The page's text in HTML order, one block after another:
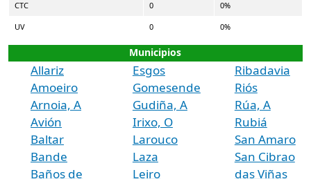
CTC 0 0%
UV 0 0%
Municipios
Allariz
Amoeiro
Arnoia, A
Avión
Baltar
Bande
Baños de
Esgos
Gomesende
Gudiña, A
Irixo, O
Larouco
Laza
Leiro
Ribadavia
Riós
Rúa, A
Rubiá
San Amaro
San Cibrao
das Viñas